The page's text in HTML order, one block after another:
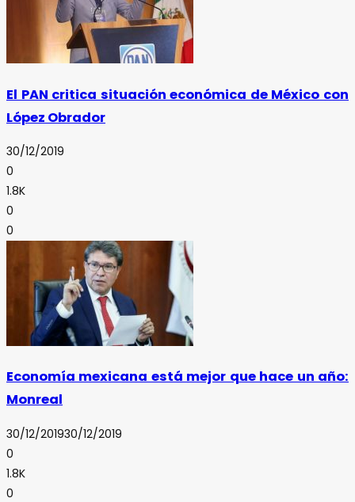
El PAN critica situación económica de México con
López Obrador
30/12/2019
0
1.8K
0
0
Economía mexicana está mejor que hace un año:
Monreal
30/12/201930/12/2019
0
1.8K
0